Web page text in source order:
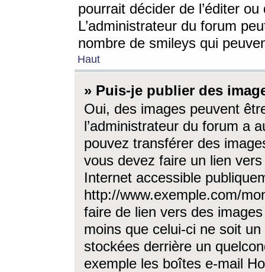
pourrait décider de l’éditer
L’administrateur du forum
nombre de smileys qui
Haut
» Puis-je publier des
Oui, des images peuvent
l’administrateur du forum a
pouvez transférer des
vous devez faire un lien
Internet accessible
http://www.exemple.com/
faire de lien vers des
moins que celui-ci ne soit
stockées derrière un
exemple les boîtes e-mail